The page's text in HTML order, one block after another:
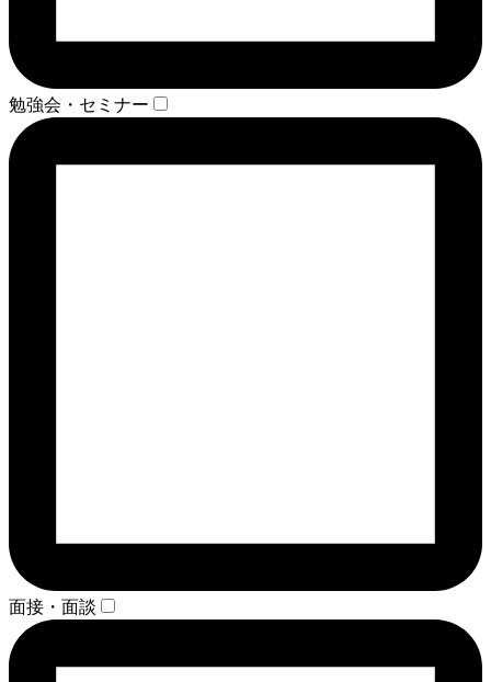
勉強会・セミナー
面接・面談